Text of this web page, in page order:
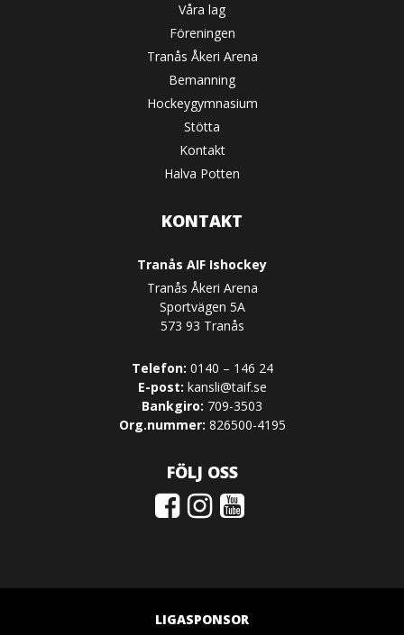
Våra lag
Föreningen
Tranås Åkeri Arena
Bemanning
Hockeygymnasium
Stötta
Kontakt
Halva Potten
KONTAKT
Tranås AIF Ishockey
Tranås Åkeri Arena
Sportvägen 5A
573 93 Tranås
Telefon: 0140 – 146 24
E-post: kansli@taif.se
Bankgiro: 709-3503
Org.nummer: 826500-4195
FÖLJ OSS
LIGASPONSOR